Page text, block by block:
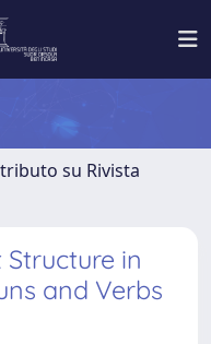
su Rivista
in
and Verbs